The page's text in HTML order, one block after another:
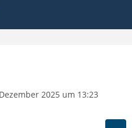
2025 um 13:23